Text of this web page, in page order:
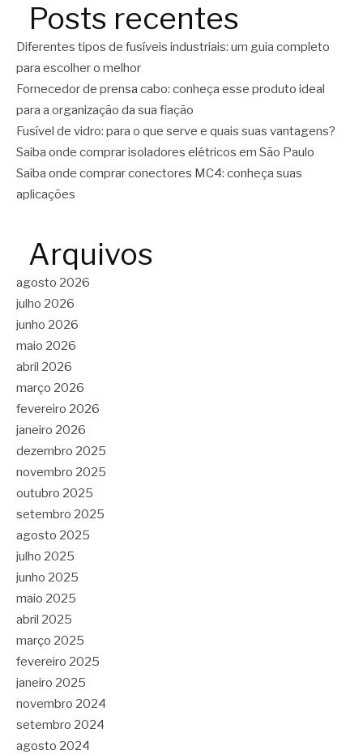
Posts recentes
Diferentes tipos de fusíveis industriais: um guia completo
para escolher o melhor
Fornecedor de prensa cabo: conheça esse produto ideal
para a organização da sua fiação
Fusível de vidro: para o que serve e quais suas vantagens?
Saiba onde comprar isoladores elétricos em São Paulo
Saiba onde comprar conectores MC4: conheça suas
aplicações
Arquivos
agosto 2026
julho 2026
junho 2026
maio 2026
abril 2026
março 2026
fevereiro 2026
janeiro 2026
dezembro 2025
novembro 2025
outubro 2025
setembro 2025
agosto 2025
julho 2025
junho 2025
maio 2025
abril 2025
março 2025
fevereiro 2025
janeiro 2025
novembro 2024
setembro 2024
agosto 2024